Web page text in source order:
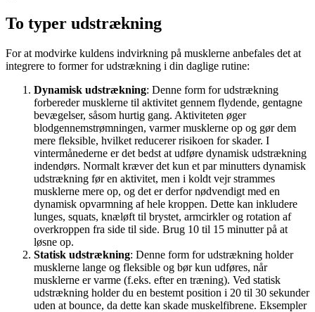
To typer udstrækning
For at modvirke kuldens indvirkning på musklerne anbefales det at
integrere to former for udstrækning i din daglige rutine:
Dynamisk udstrækning: Denne form for udstrækning
forbereder musklerne til aktivitet gennem flydende, gentagne
bevægelser, såsom hurtig gang. Aktiviteten øger
blodgennemstrømningen, varmer musklerne op og gør dem
mere fleksible, hvilket reducerer risikoen for skader. I
vintermånederne er det bedst at udføre dynamisk udstrækning
indendørs. Normalt kræver det kun et par minutters dynamisk
udstrækning før en aktivitet, men i koldt vejr strammes
musklerne mere op, og det er derfor nødvendigt med en
dynamisk opvarmning af hele kroppen. Dette kan inkludere
lunges, squats, knæløft til brystet, armcirkler og rotation af
overkroppen fra side til side. Brug 10 til 15 minutter på at
løsne op.
Statisk udstrækning: Denne form for udstrækning holder
musklerne lange og fleksible og bør kun udføres, når
musklerne er varme (f.eks. efter en træning). Ved statisk
udstrækning holder du en bestemt position i 20 til 30 sekunder
uden at bounce, da dette kan skade muskelfibrene. Eksempler